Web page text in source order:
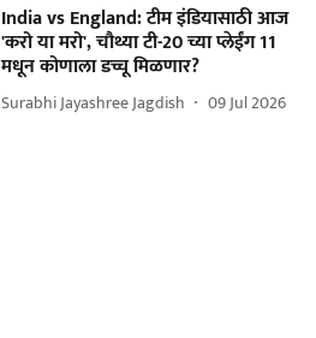
India vs England: टीम इंडियासाठी आज
'करो या मरो', चौथ्या टी-20 च्या प्लेईंग 11
मधून कोणाला डच्चू मिळणार?
Surabhi Jayashree Jagdish 09 Jul 2026